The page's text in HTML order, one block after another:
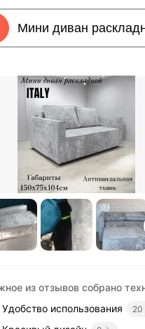
из отзывов собрано
Удобство использования
20